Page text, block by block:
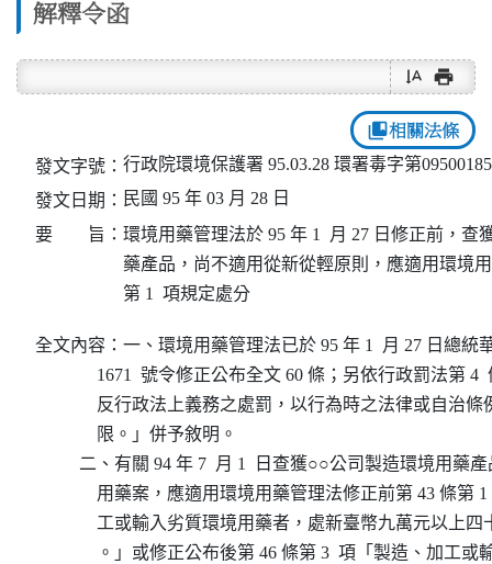
解釋令函
text_rotate_vertical print
collections_bookmark相關法條
發文字號： 行政院環境保護署 95.03.28 環署毒字第
發文日期： 民國 95 年 03 月 28 日
要 旨： 環境用藥管理法於 95 年 1  月 27 日修正前，查
藥產品，尚不適用從新從輕原則，應適用環境
第 1  項規定處分
全文內容：一、環境用藥管理法已於 95 年 1  月 27 日總統
1671  號令修正公布全文 60 條；另依行政罰法第
反行政法上義務之處罰，以行為時之法律或自治
              限。」併予敘明。
二、有關 94 年 7  月 1  日查獲○○公司製造環境用藥
用藥案，應適用環境用藥管理法修正前第 43 條第
工或輸入劣質環境用藥者，處新臺幣九萬元以上
。」或修正公布後第 46 條第 3  項「製造、加工